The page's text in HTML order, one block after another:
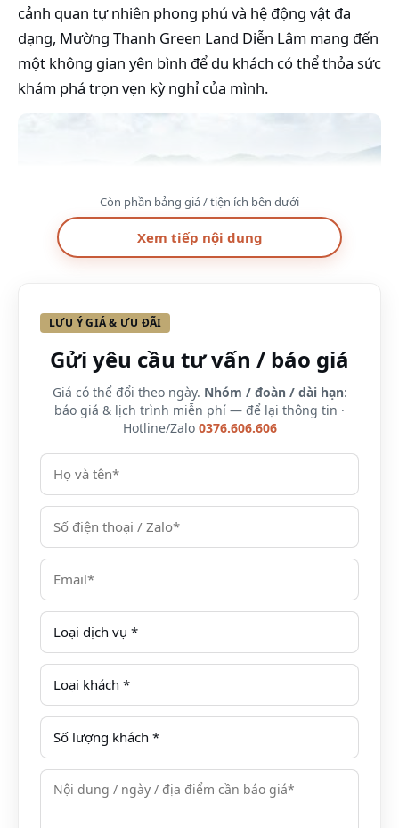
cảnh quan tự nhiên phong phú và hệ động vật đa
dạng, Mường Thanh Green Land Diễn Lâm mang đến
một không gian yên bình để du khách có thể thỏa sức
khám phá trọn vẹn kỳ nghỉ của mình.
Vị trí, địa chỉ, khoảng cách, bản đồ Mường Thanh
Green Land Diễn Lâm
Tọa lạc tại huyện Diễn Châu, Mường Thanh Green
Land Diễn Lâm cách TP. Vinh 60km, cách Thủ đô Hà
Nội khoảng 240km.
Địa chỉ: Xóm Đồng Nông – Xã Diễn Lâm – Huyện Diễn
Châu – Nghệ An
Còn phần bảng giá / tiện ích bên dưới
Xem tiếp nội dung
LƯU Ý GIÁ & ƯU ĐÃI
Gửi yêu cầu tư vấn / báo giá
Giá có thể đổi theo ngày. Nhóm / đoàn / dài hạn:
báo giá & lịch trình miễn phí — để lại thông tin ·
Hotline/Zalo 0376.606.606